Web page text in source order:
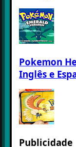
Pokemon
Inglês e
Publicidade